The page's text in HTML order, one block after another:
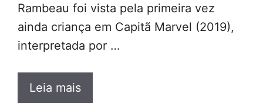
Rambeau foi vista pela primeira vez
ainda criança em Capitã Marvel (2019),
interpretada por …
Leia mais